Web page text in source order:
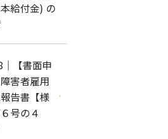
給付金) の
｜【書面申
害者雇用
告書【様
号の４